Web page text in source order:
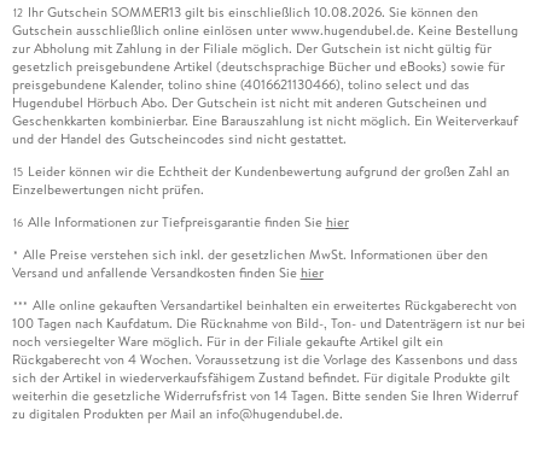
12 Ihr Gutschein SOMMER13 gilt bis einschließlich 10.08.2026. Sie können den
Gutschein ausschließlich online einlösen unter www.hugendubel.de. Keine Bestellung
zur Abholung mit Zahlung in der Filiale möglich. Der Gutschein ist nicht gültig für
gesetzlich preisgebundene Artikel (deutschsprachige Bücher und eBooks) sowie für
preisgebundene Kalender, tolino shine (4016621130466), tolino select und das
Hugendubel Hörbuch Abo. Der Gutschein ist nicht mit anderen Gutscheinen und
Geschenkkarten kombinierbar. Eine Barauszahlung ist nicht möglich. Ein Weiterverkauf
und der Handel des Gutscheincodes sind nicht gestattet.
15 Leider können wir die Echtheit der Kundenbewertung aufgrund der großen Zahl an
Einzelbewertungen nicht prüfen.
16 Alle Informationen zur Tiefpreisgarantie finden Sie hier
* Alle Preise verstehen sich inkl. der gesetzlichen MwSt. Informationen über den
Versand und anfallende Versandkosten finden Sie hier
*** Alle online gekauften Versandartikel beinhalten ein erweitertes Rückgaberecht von
100 Tagen nach Kaufdatum. Die Rücknahme von Bild-, Ton- und Datenträgern ist nur bei
noch versiegelter Ware möglich. Für in der Filiale gekaufte Artikel gilt ein
Rückgaberecht von 4 Wochen. Voraussetzung ist die Vorlage des Kassenbons und dass
sich der Artikel in wiederverkaufsfähigem Zustand befindet. Für digitale Produkte gilt
weiterhin die gesetzliche Widerrufsfrist von 14 Tagen. Bitte senden Sie Ihren Widerruf
zu digitalen Produkten per Mail an info@hugendubel.de.